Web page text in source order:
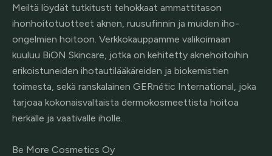
Meiltä löydät tutkitusti tehokkaat ammattitason
ihonhoitotuotteet aknen, ruusufinnin ja muiden iho-
ongelmien hoitoon. Verkkokauppamme valikoimaan
kuuluu BiON Skincare, jotka on kehitetty aknehoitoihin
erikoistuneiden ihotautilääkäreiden ja biokemistien
toimesta, sekä ranskalainen GERnétic International, joka
tarjoaa kokonaisvaltaista dermokosmeettista hoitoa
herkälle ja vaativalle iholle.
Be More Cosmetics Oy